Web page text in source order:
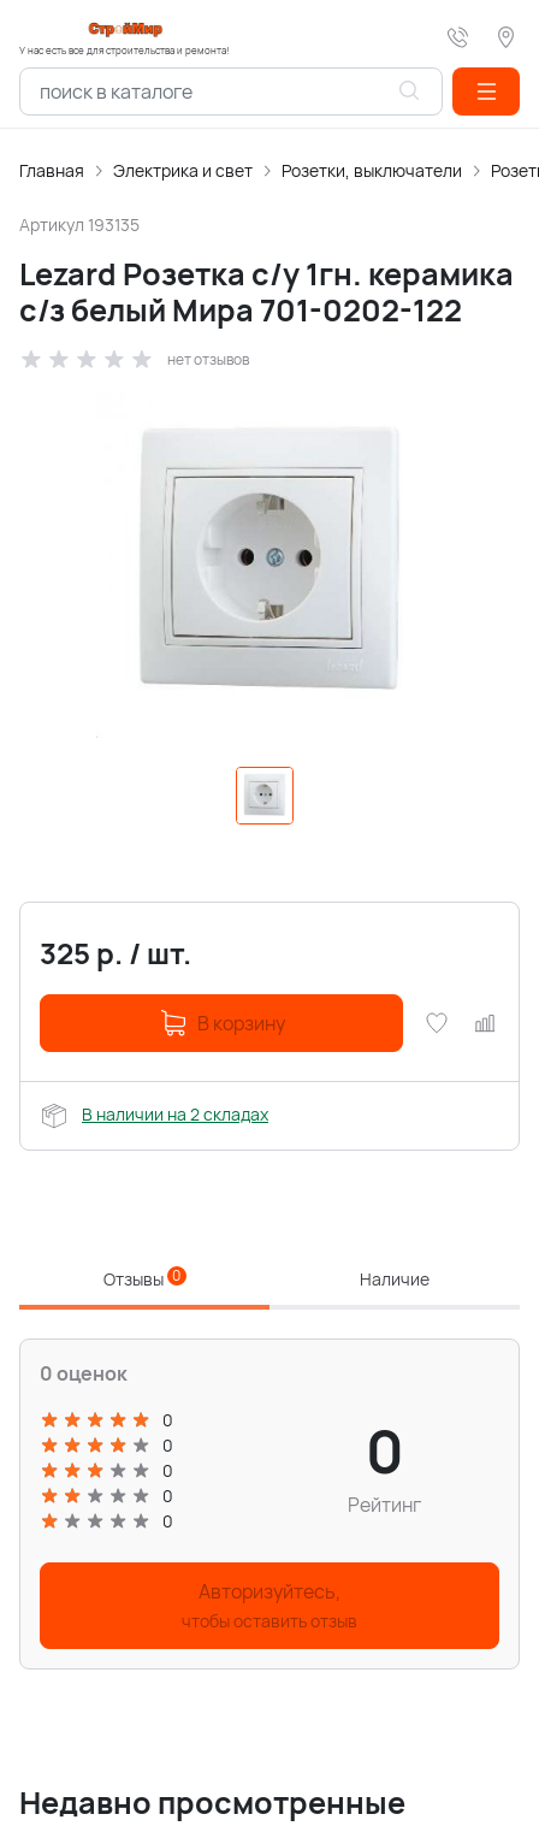
У нас есть все для строительства и ремонта!
Главная Электрика и свет Розетки, выключатели
Артикул 193135
Lezard Розетка с/у 1гн. керамика
с/з белый Мира 701-0202-122
нет отзывов
325 р. / шт.
В корзину
В наличии на 2 складах
Отзывы 0 Наличие
0 оценок
0
0
0
0
0
0
Рейтинг
Авторизуйтесь,
чтобы оставить отзыв
Недавно просмотренные